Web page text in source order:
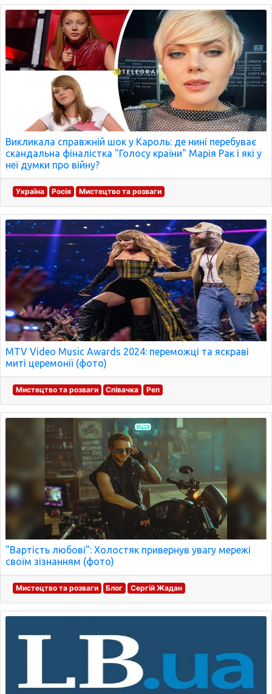
Викликала справжній шок у Кароль: де нині перебуває
скандальна фіналістка "Голосу країни" Марія Рак і які у
неї думки про війну?
Україна Росія Мистецтво та розваги
MTV Video Music Awards 2024: переможці та яскраві
миті церемонії (фото)
Мистецтво та розваги Співачка Реп
"Вартість любові": Холостяк привернув увагу мережі
своїм зізнанням (фото)
Мистецтво та розваги Блог Сергій Жадан